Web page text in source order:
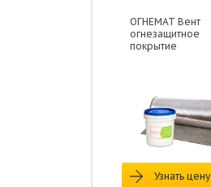
ОГНЕМАТ Вент
огнезащитное
покрытие
Узнать цену